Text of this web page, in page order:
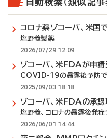
コロナ薬ゾコーバ、米国
塩野義製薬
2026/07/29 12:09
ゾコーバ、米FDAが申請
COVID-19の暴露後予防で
2025/09/03 18:18
ゾコーバ、米FDAの承認
塩野義、コロナの暴露後発症
2026/06/01 14:44